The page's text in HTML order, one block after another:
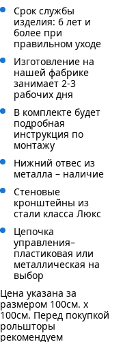
Срок службы
изделия: 6 лет и
более при
правильном уходе
Изготовление на
нашей фабрике
занимает 2-3
рабочих дня
В комплекте будет
подробная
инструкция по
монтажу
Нижний отвес из
металла – наличие
Стеновые
кронштейны из
стали класса Люкс
Цепочка
управления–
пластиковая или
металлическая на
выбор
Цена указана за
размером 100см. x
100см. Перед покупкой
рольшторы
рекомендуем